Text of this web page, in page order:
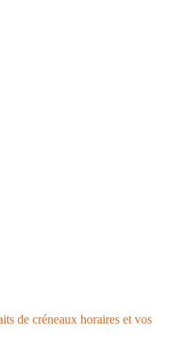
de créneaux horaires et vos